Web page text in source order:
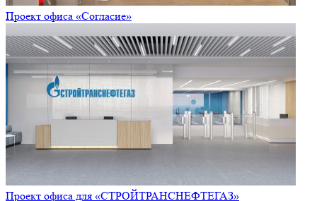
Проект офиса «Согласие»
Проект офиса для «СТРОЙТРАНСНЕФТЕГАЗ»